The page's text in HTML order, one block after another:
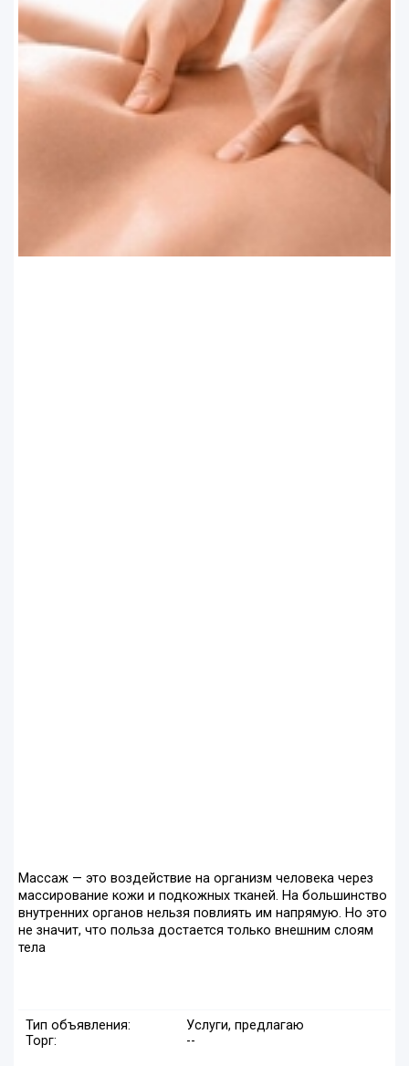
Массаж — это воздействие на организм человека через
массирование кожи и подкожных тканей. На большинство
внутренних органов нельзя повлиять им напрямую. Но это
не значит, что польза достается только внешним слоям
тела
Тип объявления:
Услуги, предлагаю
Торг:
--